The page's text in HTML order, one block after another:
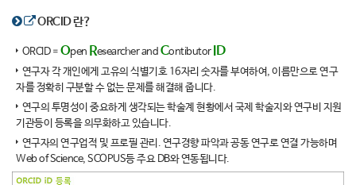
ORCID 란?
ORCID = Open Researcher and Contibutor ID
연구자 각 개인에게 고유의 식별기호 16자리 숫자를 부여하여, 이름만으로 연구
자를 정확히 구분할 수 없는 문제를 해결해 줍니다.
연구의 투명성이 중요하게 생각되는 학술계 현황에서 국제 학술지와 연구비 지원
기관등이 등록을 의무화하고 있습니다.
연구자의 연구업적 및 프로필 관리. 연구경향 파악과 공동 연구로 연결 가능하며
Web of Science, SCOPUS등 주요 DB와 연동됩니다.